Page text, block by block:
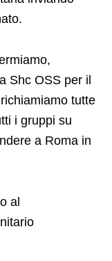
Shc OSS per il
tutte
i gruppi su
a Roma in
al